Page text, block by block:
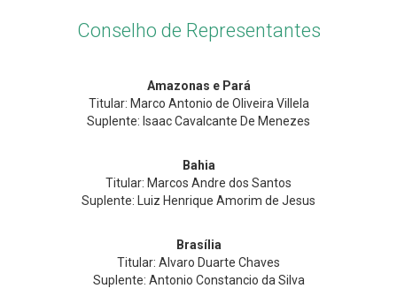
Conselho de Representantes
Amazonas e Pará
Titular: Marco Antonio de Oliveira Villela
Suplente: Isaac Cavalcante De Menezes
Bahia
Titular: Marcos Andre dos Santos
Suplente: Luiz Henrique Amorim de Jesus
Brasília
Titular: Alvaro Duarte Chaves
Suplente: Antonio Constancio da Silva